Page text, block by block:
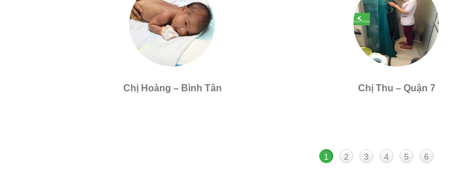
Chị Hoàng – Bình Tân Chị Thu – Quận 7
1 2 3 4 5 6